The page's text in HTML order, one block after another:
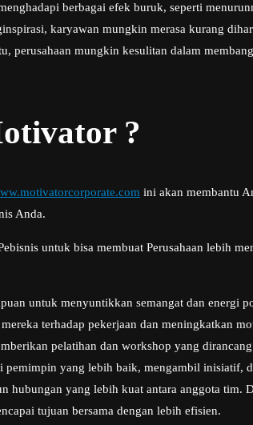
berbagai efek buruk, seperti
karyawan mungkin merasa kurang
perusahaan mungkin kesulitan dalam
?
ini akan membantu
Anda.
untuk bisa membuat Perusahaan lebih
untuk menyuntikkan semangat dan energi
terhadap pekerjaan dan meningkatkan
pelatihan dan workshop yang
yang lebih baik, mengambil inisiatif,
hubungan yang lebih kuat antara anggota tim.
tujuan bersama dengan lebih efisien.